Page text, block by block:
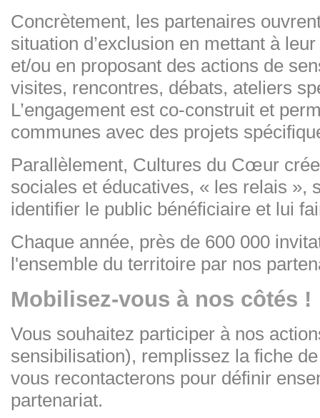
Concrètement, les partenaires
situation d’exclusion en mettant à
et/ou en proposant des actions de
visites, rencontres, débats, ateliers
L’engagement est co-construit et
communes avec des projets
Parallèlement, Cultures du Cœur
sociales et éducatives, « les relais »,
identifier le public bénéficiaire et lui
Chaque année, près de 600 000
l'ensemble du territoire par nos
Mobilisez-vous à nos côtés !
Vous souhaitez participer à nos
sensibilisation), remplissez la fiche
vous recontacterons pour définir
partenariat.